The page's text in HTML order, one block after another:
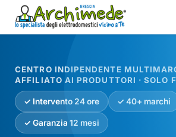
CENTRO INDIPENDENTE
AFFILIATO AI PRODUTTORI · SOLO
✓ Intervento 24 ore ✓ 40+ marchi
✓ Garanzia 12 mesi